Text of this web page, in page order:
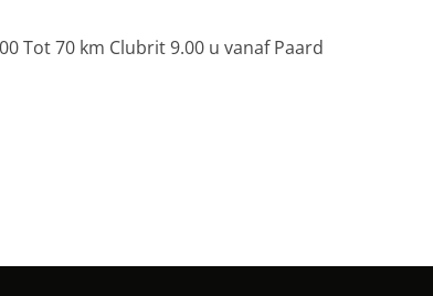
Tot 70 km Clubrit 9.00 u vanaf Paard